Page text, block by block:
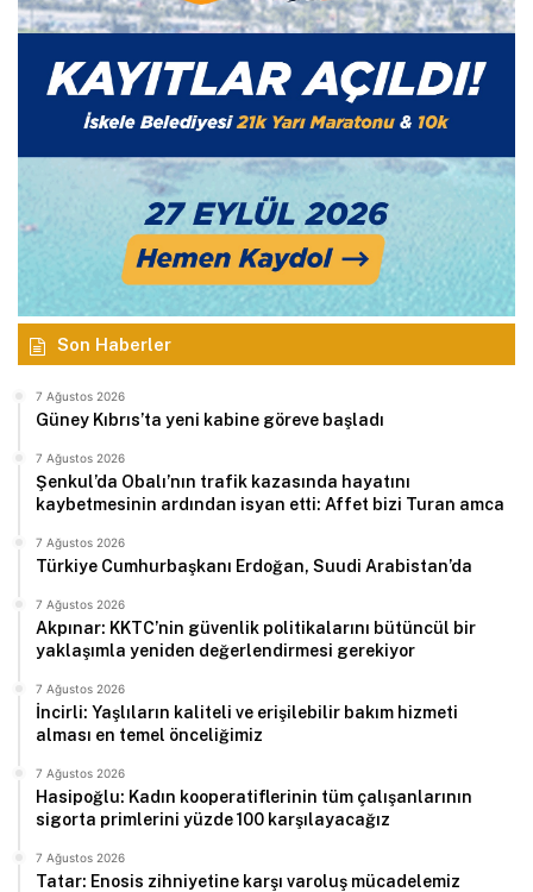
Son Haberler
7 Ağustos 2026
Güney Kıbrıs’ta yeni kabine göreve başladı
7 Ağustos 2026
Şenkul’da Obalı’nın trafik kazasında hayatını
kaybetmesinin ardından isyan etti: Affet bizi Turan amca
7 Ağustos 2026
Türkiye Cumhurbaşkanı Erdoğan, Suudi Arabistan’da
7 Ağustos 2026
Akpınar: KKTC’nin güvenlik politikalarını bütüncül bir
yaklaşımla yeniden değerlendirmesi gerekiyor
7 Ağustos 2026
İncirli: Yaşlıların kaliteli ve erişilebilir bakım hizmeti
alması en temel önceliğimiz
7 Ağustos 2026
Hasipoğlu: Kadın kooperatiflerinin tüm çalışanlarının
sigorta primlerini yüzde 100 karşılayacağız
7 Ağustos 2026
Tatar: Enosis zihniyetine karşı varoluş mücadelemiz